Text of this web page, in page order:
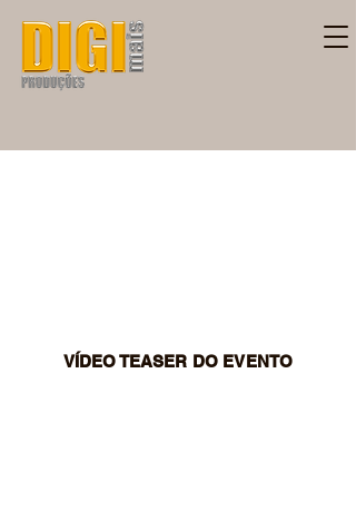
​VÍDEO TEASER DO EVENTO